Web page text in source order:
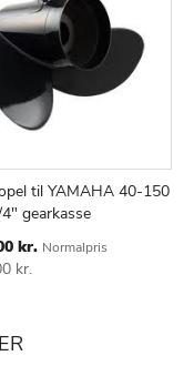
SAMMENLIGN
til YAMAHA 40-150
gearkasse
kr. Normalpris
kr.